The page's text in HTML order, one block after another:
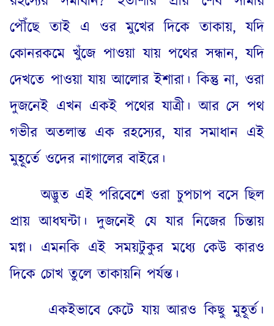
পৌঁছে তাই এ ওর মুখের দিকে তাকায়,যদি
কোনরকমে খুঁজে পাওয়া যায় পথের সন্ধান,যদি
দেখতে পাওয়া যায় আলোর ইশারা । কিন্তু না, ওরা
দুজনেই এখন একই পথের যাত্রী। আর সে পথ
গভীর অতলান্ত এক রহস্যের,যার সমাধান এই
মুহূর্তে ওদের নাগালের বাইরে।
অদ্ভুত এই পরিবেশে ওরা চুপচাপ বসে ছিল
প্রায় আধঘন্টা । দুজনেই যে যার নিজের চিন্তায়
মগ্ন। এমনকি এই সময়টুকুর মধ্যে কেউ কারও
দিকে চোখ তুলে তাকায়নি পর্যন্ত।
একইভাবে কেটে যায় আরও কিছু মুহূর্ত ।